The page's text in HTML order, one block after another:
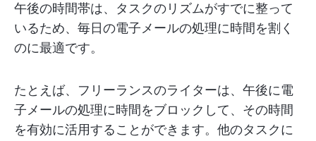
午後の時間帯は、タスクのリズムがすでに整って
いるため、毎日の電子メールの処理に時間を割く
のに最適です。
たとえば、フリーランスのライターは、午後に電
子メールの処理に時間をブロックして、その時間
を有効に活用することができます。他のタスクに